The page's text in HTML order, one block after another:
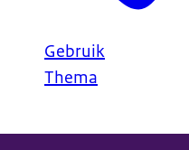
Gebruik
Thema